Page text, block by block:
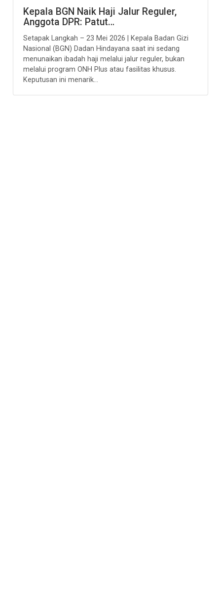
Kepala BGN Naik Haji Jalur Reguler,
Anggota DPR: Patut…
Setapak Langkah – 23 Mei 2026 | Kepala Badan Gizi
Nasional (BGN) Dadan Hindayana saat ini sedang
menunaikan ibadah haji melalui jalur reguler, bukan
melalui program ONH Plus atau fasilitas khusus.
Keputusan ini menarik...